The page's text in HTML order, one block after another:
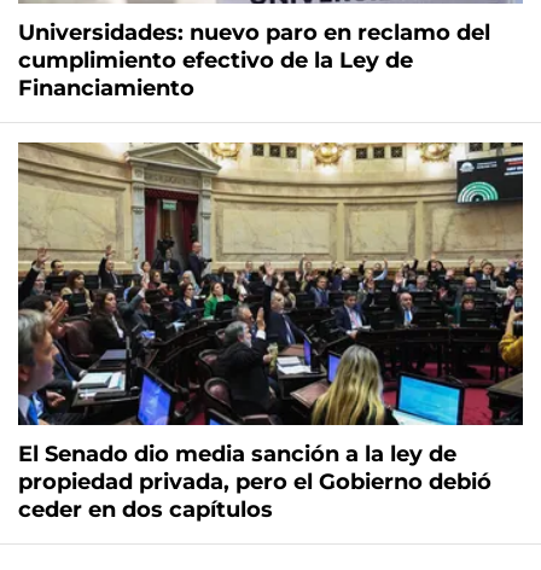
Universidades: nuevo paro en reclamo del
cumplimiento efectivo de la Ley de
Financiamiento
El Senado dio media sanción a la ley de
propiedad privada, pero el Gobierno debió
ceder en dos capítulos